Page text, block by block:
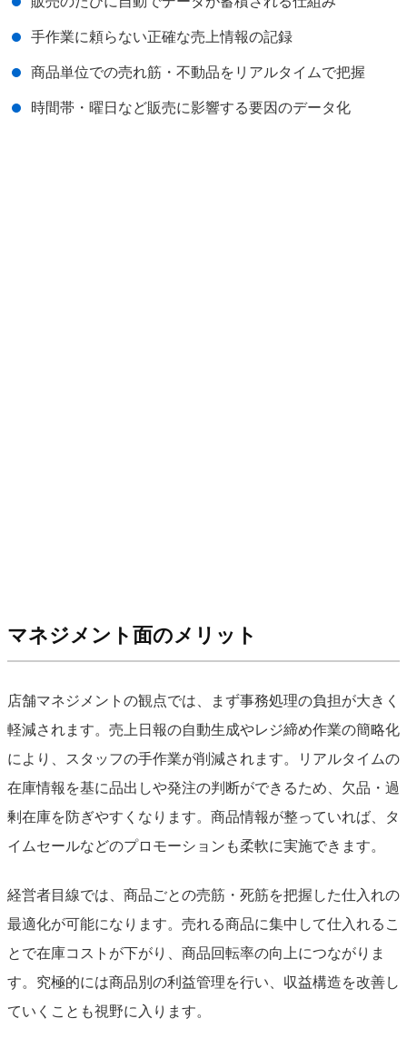
手作業に頼らない正確な売上情報の記録
商品単位での売れ筋・不動品をリアルタイムで把握
時間帯・曜日など販売に影響する要因のデータ化
マネジメント面のメリット
店舗マネジメントの観点では、まず事務処理の負担が大きく
軽減されます。売上日報の自動生成やレジ締め作業の簡略化
により、スタッフの手作業が削減されます。リアルタイムの
在庫情報を基に品出しや発注の判断ができるため、欠品・過
剰在庫を防ぎやすくなります。商品情報が整っていれば、タ
イムセールなどのプロモーションも柔軟に実施できます。
経営者目線では、商品ごとの売筋・死筋を把握した仕入れの
最適化が可能になります。売れる商品に集中して仕入れるこ
とで在庫コストが下がり、商品回転率の向上につながりま
す。究極的には商品別の利益管理を行い、収益構造を改善し
ていくことも視野に入ります。